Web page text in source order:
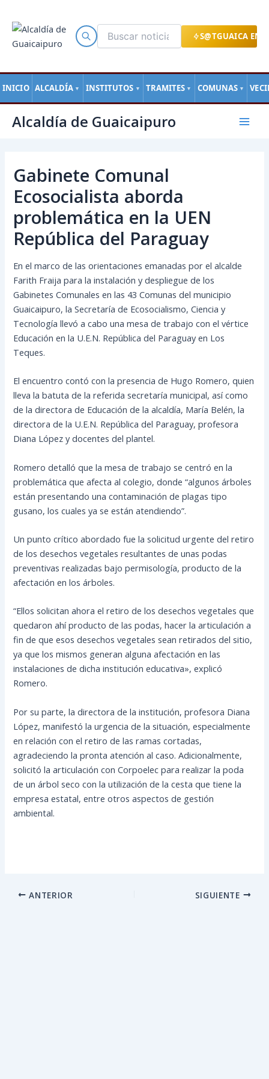
S@TGUAICA EN
INICIO ALCALDÍA ▼ INSTITUTOS ▼ TRAMITES ▼ COMUNAS ▼
contenido
Alcaldía de Guaicaipuro
Main
Gabinete Comunal
Ecosocialista aborda
problemática en la UEN
República del Paraguay
En el marco de las orientaciones emanadas por el alcalde
Farith Fraija para la instalación y despliegue de los
Gabinetes Comunales en las 43 Comunas del municipio
Guaicaipuro, la Secretaría de Ecosocialismo, Ciencia y
Tecnología llevó a cabo una mesa de trabajo con el vértice
Educación en la U.E.N. República del Paraguay en Los
Teques.
El encuentro contó con la presencia de Hugo Romero, quien
lleva la batuta de la referida secretaría municipal, así como
de la directora de Educación de la alcaldía, María Belén, la
directora de la U.E.N. República del Paraguay, profesora
Diana López y docentes del plantel.
Romero detalló que la mesa de trabajo se centró en la
problemática que afecta al colegio, donde “algunos árboles
están presentando una contaminación de plagas tipo
gusano, los cuales ya se están atendiendo”.
Un punto crítico abordado fue la solicitud urgente del retiro
de los desechos vegetales resultantes de unas podas
preventivas realizadas bajo permisología, producto de la
afectación en los árboles.
“Ellos solicitan ahora el retiro de los desechos vegetales que
quedaron ahí producto de las podas, hacer la articulación a
fin de que esos desechos vegetales sean retirados del sitio,
ya que los mismos generan alguna afectación en las
instalaciones de dicha institución educativa», explicó
Romero.
Por su parte, la directora de la institución, profesora Diana
López, manifestó la urgencia de la situación, especialmente
en relación con el retiro de las ramas cortadas,
agradeciendo la pronta atención al caso. Adicionalmente,
solicitó la articulación con Corpoelec para realizar la poda
de un árbol seco con la utilización de la cesta que tiene la
empresa estatal, entre otros aspectos de gestión
ambiental.
de
ANTERIOR SIGUIENTE